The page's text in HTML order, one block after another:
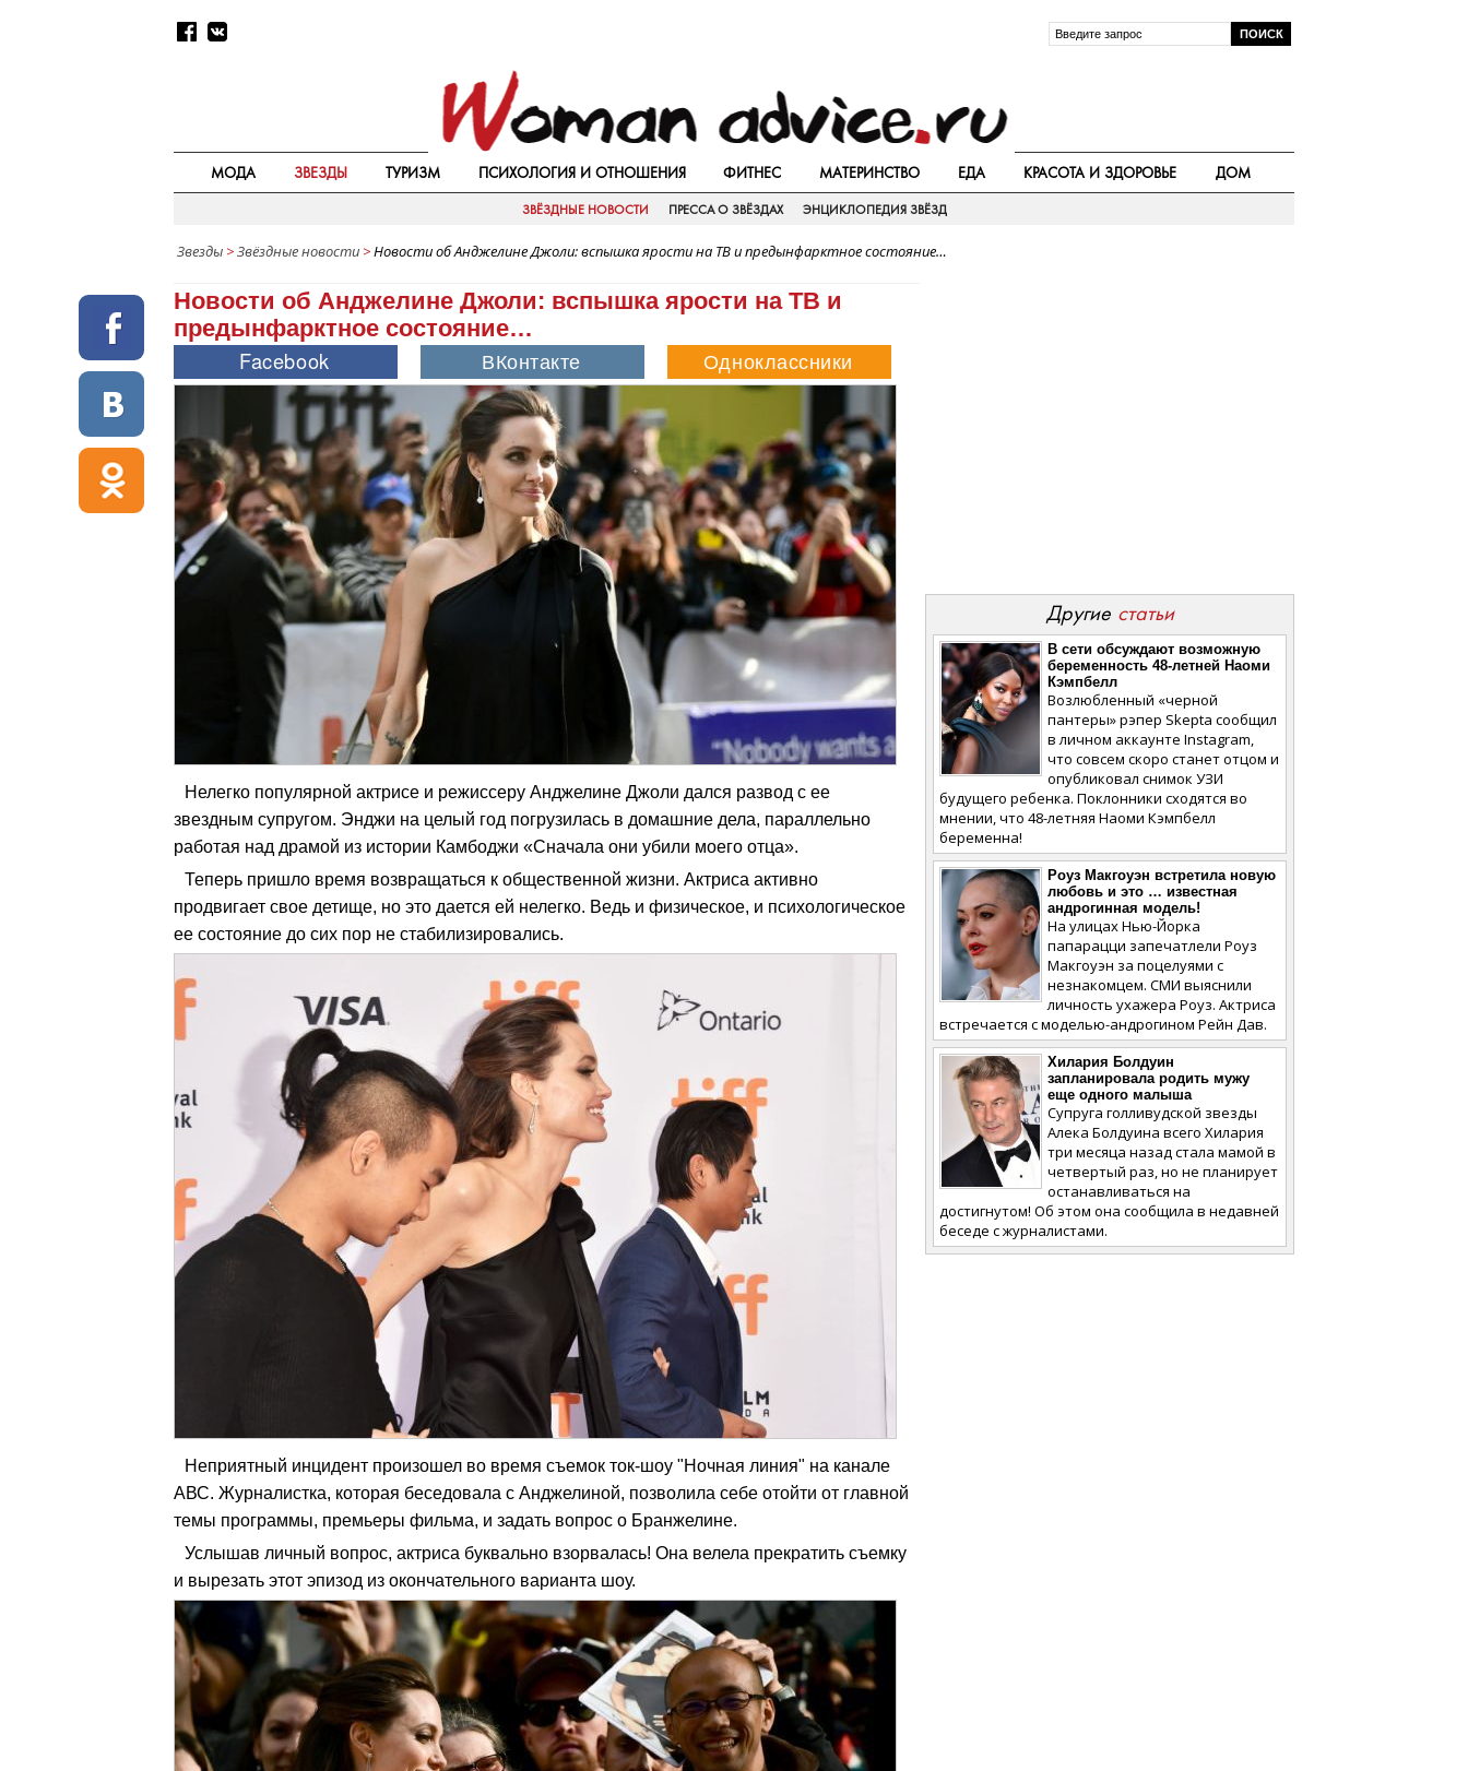
МОДА ЗВЕЗДЫ ТУРИЗМ ПСИХОЛОГИЯ И ОТНОШЕНИЯ ФИТНЕС МАТЕРИНСТВО ЕДА КРАСОТА И ЗДОРОВЬЕ ДОМ
ЗВЁЗДНЫЕ НОВОСТИ ПРЕССА О ЗВЁЗДАХ ЭНЦИКЛОПЕДИЯ ЗВЁЗД
Звезды >Звёздные новости >Новости об Анджелине Джоли: вспышка ярости на ТВ и предынфарктное состояние…
Новости об Анджелине Джоли: вспышка ярости на ТВ и
предынфарктное состояние…
Нелегко популярной актрисе и режиссеру Анджелине Джоли дался развод с ее
звездным супругом. Энджи на целый год погрузилась в домашние дела, параллельно
работая над драмой из истории Камбоджи «Сначала они убили моего отца».
Теперь пришло время возвращаться к общественной жизни. Актриса активно
продвигает свое детище, но это дается ей нелегко. Ведь и физическое, и психологическое
ее состояние до сих пор не стабилизировались.
Неприятный инцидент произошел во время съемок ток-шоу "Ночная линия" на канале
АВС. Журналистка, которая беседовала с Анджелиной, позволила себе отойти от главной
темы программы, премьеры фильма, и задать вопрос о Бранжелине.
Услышав личный вопрос, актриса буквально взорвалась! Она велела прекратить съемку
и вырезать этот эпизод из окончательного варианта шоу.
Другие статьи
В сети обсуждают возможную
беременность 48-летней Наоми
Кэмпбелл
Возлюбленный «черной
пантеры» рэпер Skepta сообщил
в личном аккаунте Instagram,
что совсем скоро станет отцом и
опубликовал снимок УЗИ
будущего ребенка. Поклонники сходятся во
мнении, что 48-летняя Наоми Кэмпбелл
беременна!
Роуз Макгоуэн встретила новую
любовь и это … известная
андрогинная модель!
На улицах Нью-Йорка
папарацци запечатлели Роуз
Макгоуэн за поцелуями с
незнакомцем. СМИ выяснили
личность ухажера Роуз. Актриса
встречается с моделью-андрогином Рейн Дав.
Хилария Болдуин
запланировала родить мужу
еще одного малыша
Супруга голливудской звезды
Алека Болдуина всего Хилария
три месяца назад стала мамой в
четвертый раз, но не планирует
останавливаться на
достигнутом! Об этом она сообщила в недавней
беседе с журналистами.